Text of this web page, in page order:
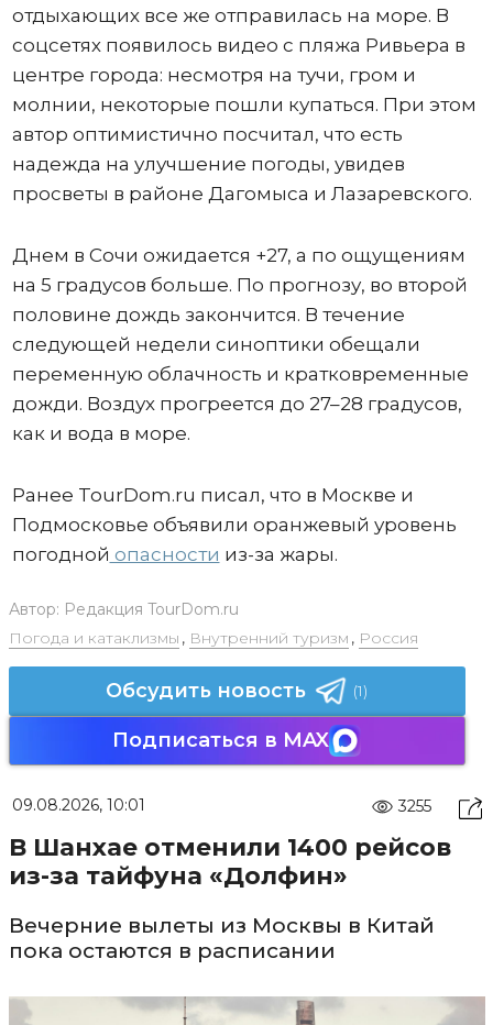
отдыхающих все же отправилась на море. В
соцсетях появилось видео с пляжа Ривьера в
центре города: несмотря на тучи, гром и
молнии, некоторые пошли купаться. При этом
автор оптимистично посчитал, что есть
надежда на улучшение погоды, увидев
просветы в районе Дагомыса и Лазаревского.
Днем в Сочи ожидается +27, а по ощущениям
на 5 градусов больше. По прогнозу, во второй
половине дождь закончится. В течение
следующей недели синоптики обещали
переменную облачность и кратковременные
дожди. Воздух прогреется до 27–28 градусов,
как и вода в море.
Ранее TourDom.ru писал, что в Москве и
Подмосковье объявили оранжевый уровень
погодной опасности из-за жары.
Автор: Редакция TourDom.ru
Погода и катаклизмы , Внутренний туризм , Россия
Обсудить новость (1)
Подписаться в MAX
09.08.2026, 10:01 3255
В Шанхае отменили 1400 рейсов
из-за тайфуна «Долфин»
Вечерние вылеты из Москвы в Китай
пока остаются в расписании